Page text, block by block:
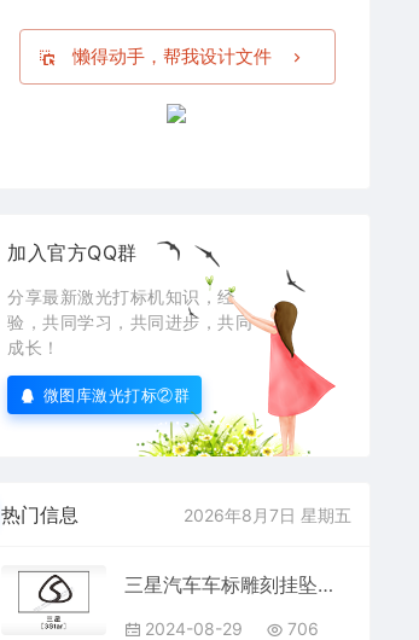
懒得动手，帮我设计文件
加入官方QQ群
分享最新激光打标机知识，经
验，共同学习，共同进步，共同
成长！
微图库激光打标②群
热门信息 2026年8月7日 星期五
三星汽车车标雕刻挂坠项链AI8.0格式激光打标文件通用矢量图
2024-08-29 706